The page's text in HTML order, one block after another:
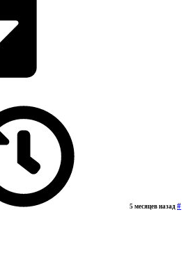
5 месяцев назад #